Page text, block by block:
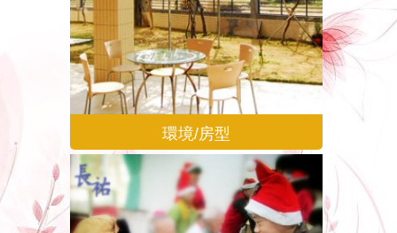
環境/房型